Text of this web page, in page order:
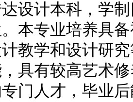
计本科，学制
本专业培养具
教学和设计研
具有较高艺术
门人才，毕业